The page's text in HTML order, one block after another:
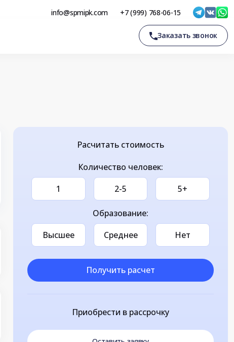
info@spmipk.com +7 (999) 768-06-15
Заказать звонок
Расчитать стоимость
Количество человек:
1
2-5 5+
Образование:
Высшее
Среднее Нет
Получить расчет
Приобрести в рассрочку